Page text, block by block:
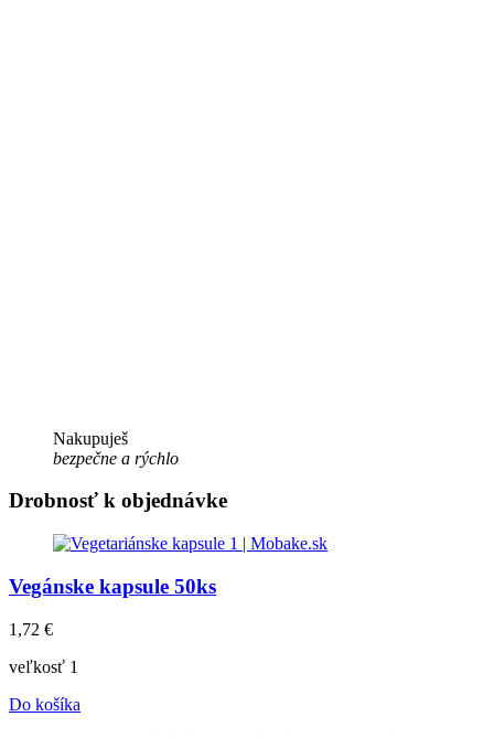
Nakupuješ
bezpečne a rýchlo
Drobnosť k objednávke
Vegánske kapsule 50ks
1,72 €
veľkosť 1
Do košíka